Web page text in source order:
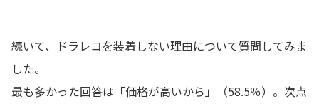
続いて、ドラレコを装着しない理由について質問してみま
した。
最も多かった回答は「価格が高いから」（58.5％）。次点